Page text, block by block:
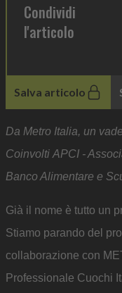
Condividi
l'articolo
Salva articolo
Da Metro Italia, un
Coinvolti APCI -
Banco Alimentare e
Già il nome è tutto un
Stiamo parando del
collaborazione con
Professionale Cuochi